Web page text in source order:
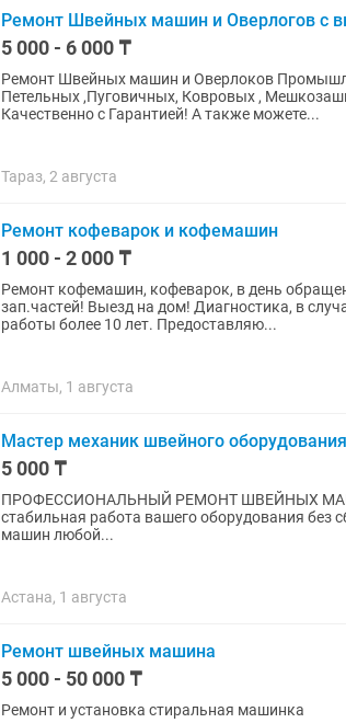
Ремонт Швейных машин и Оверлогов с
5 000 - 6 000 ₸
Ремонт Швейных машин и Оверлоков
Петельных ,Пуговичных, Ковровых ,
Качественно с Гарантией! А также можете...
Тараз, 2 августа
Ремонт кофеварок и кофемашин
1 000 - 2 000 ₸
Peмонт кофeмaшин, кофеварок, в день
зап.чacтeй! Выeзд на дом! Диагностика, в случае
рабoты болee 10 лет. Прeдocтавляю...
Алматы, 1 августа
Мастер механик швейного оборудования
5 000 ₸
ПРОФЕССИОНАЛЬНЫЙ РЕМОНТ ШВЕЙНЫХ МАШИН Я не только ремонтирую !!! Моя задача —
стабильная работа вашего оборудования без сбоев,
машин любой...
Астана, 1 августа
Ремонт швейных машина
5 000 - 50 000 ₸
Ремонт и установка стиральная машинка